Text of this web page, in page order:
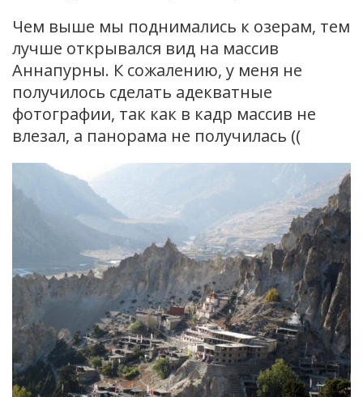
Чем выше мы поднимались к озерам, тем
лучше открывался вид на массив
Аннапурны. К сожалению, у меня не
получилось сделать адекватные
фотографии, так как в кадр массив не
влезал, а панорама не получилась ((